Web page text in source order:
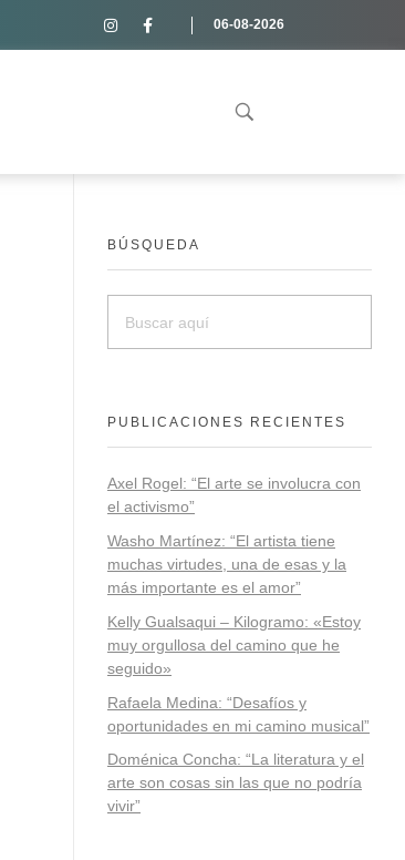
06-08-2026
BÚSQUEDA
PUBLICACIONES RECIENTES
Axel Rogel: “El arte se involucra con
el activismo”
Washo Martínez: “El artista tiene
muchas virtudes, una de esas y la
más importante es el amor”
Kelly Gualsaqui – Kilogramo: «Estoy
muy orgullosa del camino que he
seguido»
Rafaela Medina: “Desafíos y
oportunidades en mi camino musical”
Doménica Concha: “La literatura y el
arte son cosas sin las que no podría
vivir”